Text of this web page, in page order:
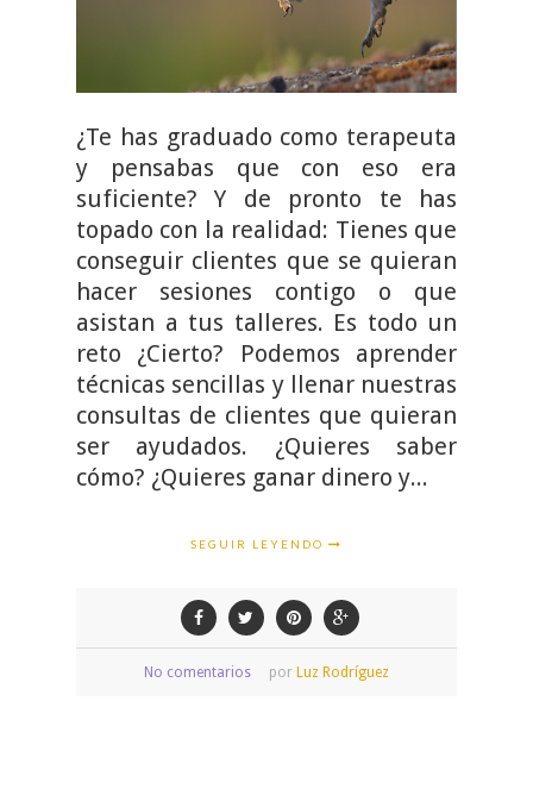
¿Te has graduado como terapeuta
y pensabas que con eso era
suficiente? Y de pronto te has
topado con la realidad: Tienes que
conseguir clientes que se quieran
hacer sesiones contigo o que
asistan a tus talleres. Es todo un
reto ¿Cierto? Podemos aprender
técnicas sencillas y llenar nuestras
consultas de clientes que quieran
ser ayudados. ¿Quieres saber
cómo? ¿Quieres ganar dinero y...
SEGUIR LEYENDO
No comentarios por Luz Rodríguez